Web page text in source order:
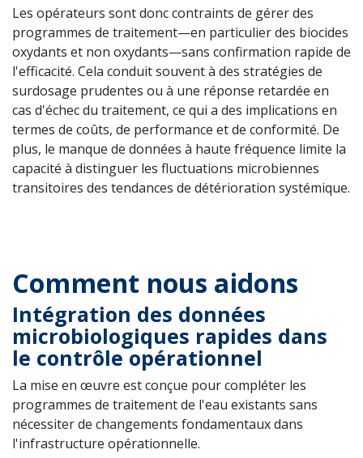
Les opérateurs sont donc contraints de gérer des
programmes de traitement—en particulier des biocides
oxydants et non oxydants—sans confirmation rapide de
l'efficacité. Cela conduit souvent à des stratégies de
surdosage prudentes ou à une réponse retardée en
cas d'échec du traitement, ce qui a des implications en
termes de coûts, de performance et de conformité. De
plus, le manque de données à haute fréquence limite la
capacité à distinguer les fluctuations microbiennes
transitoires des tendances de détérioration systémique.
Comment nous aidons
Intégration des données
microbiologiques rapides dans
le contrôle opérationnel
La mise en œuvre est conçue pour compléter les
programmes de traitement de l'eau existants sans
nécessiter de changements fondamentaux dans
l'infrastructure opérationnelle.